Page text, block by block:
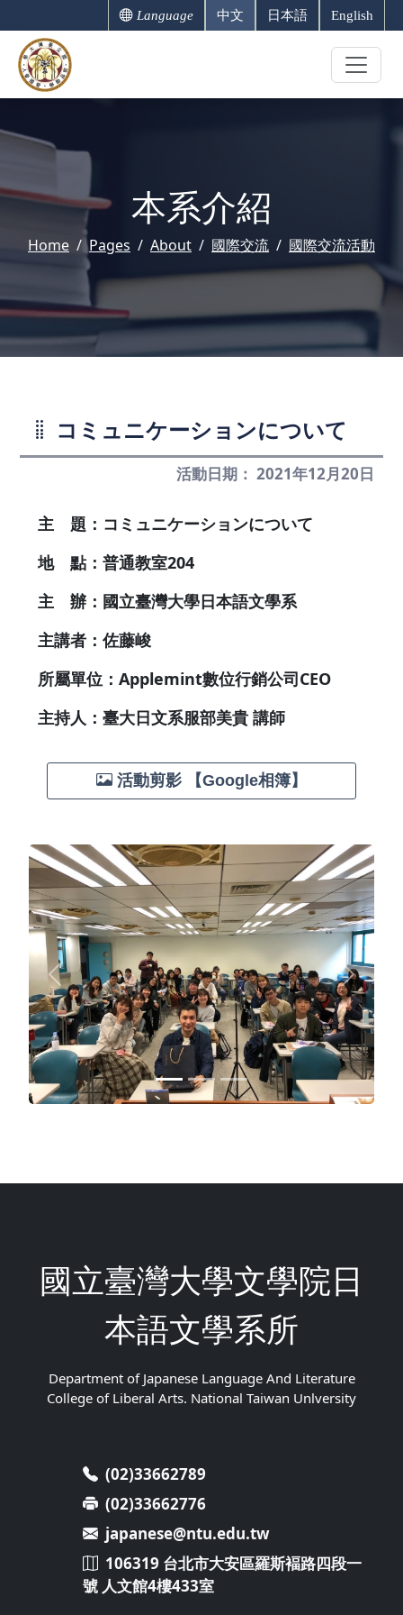
Language 中文 日本語 English
本系介紹
Home Pages About 國際交流 國際交流活動
コミュニケーションについて
活動日期： 2021年12月20日
主 題：コミュニケーションについて
地 點：普通教室204
主 辦：國立臺灣大學日本語文學系
主講者：佐藤峻
所屬單位：Applemint數位行銷公司CEO
主持人：臺大日文系服部美貴 講師
活動剪影 【Google相簿】
Previous Next
國立臺灣大學文學院日
本語文學系所
Department of Japanese Language And Literature
College of Liberal Arts. National Taiwan Unlversity
(02)33662789
(02)33662776
japanese@ntu.edu.tw
106319 台北市大安區羅斯褔路四段一
號 人文館4樓433室